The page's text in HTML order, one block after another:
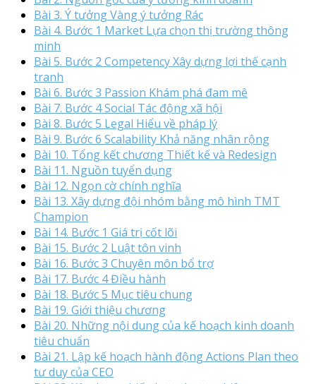
Bài 3. Ý tưởng Vàng ý tưởng Rác
Bài 4. Bước 1 Market Lựa chọn thị trường thông
minh
Bài 5. Bước 2 Competency Xây dựng lợi thế cạnh
tranh
Bài 6. Bước 3 Passion Khám phá đam mê
Bài 7. Bước 4 Social Tác động xã hội
Bài 8. Bước 5 Legal Hiểu về pháp lý
Bài 9. Bước 6 Scalability Khả năng nhân rộng
Bài 10. Tổng kết chương Thiết kế và Redesign
Bài 11. Nguồn tuyển dụng
Bài 12. Ngọn cờ chính nghĩa
Bài 13. Xây dựng đội nhóm bằng mô hình TMT
Champion
Bài 14. Bước 1 Giá trị cốt lõi
Bài 15. Bước 2 Luật tôn vinh
Bài 16. Bước 3 Chuyên môn bổ trợ
Bài 17. Bước 4 Điều hành
Bài 18. Bước 5 Mục tiêu chung
Bài 19. Giới thiệu chương
Bài 20. Những nội dung của kế hoạch kinh doanh
tiêu chuẩn
Bài 21. Lập kế hoạch hành động Actions Plan theo
tư duy của CEO